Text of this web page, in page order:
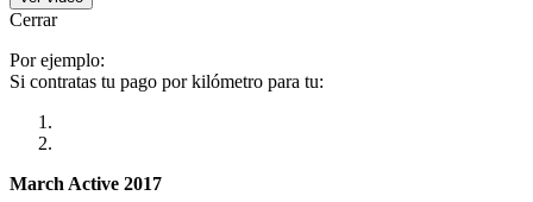
Cerrar
Por ejemplo:
Si contratas tu pago por kilómetro para tu:
March Active 2017